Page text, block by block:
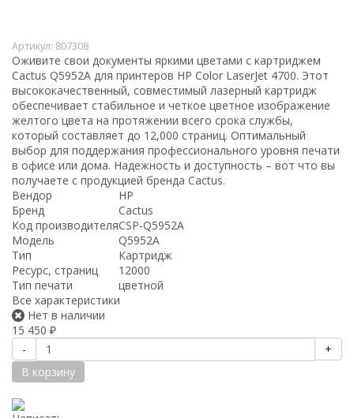
Артикул: 807308
Оживите свои документы яркими цветами с картриджем
Cactus Q5952A для принтеров HP Color LaserJet 4700. Этот
высококачественный, совместимый лазерный картридж
обеспечивает стабильное и четкое цветное изображение
желтого цвета на протяжении всего срока службы,
который составляет до 12,000 страниц. Оптимальный
выбор для поддержания профессионального уровня печати
в офисе или дома. Надежность и доступность – вот что вы
получаете с продукцией бренда Cactus.
Вендор
HP
Бренд
Cactus
Код производителяCSP-Q5952A
Модель
Q5952A
Тип
Картридж
Ресурс, страниц
12000
Тип печати
цветной
Все характеристики
Нет в наличии
15 450 ₽
-
+
В корзину